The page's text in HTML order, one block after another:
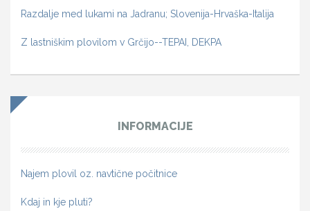
Razdalje med lukami na Jadranu; Slovenija-Hrvaška-Italija
Z lastniškim plovilom v Grčijo--TEPAI, DEKPA
INFORMACIJE
Najem plovil oz. navtične počitnice
Kdaj in kje pluti?